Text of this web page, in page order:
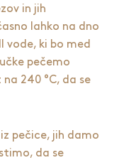
in jih
lahko na dno
vode, ki bo med
pečemo
240 °C, da se
pečice, jih damo
da se